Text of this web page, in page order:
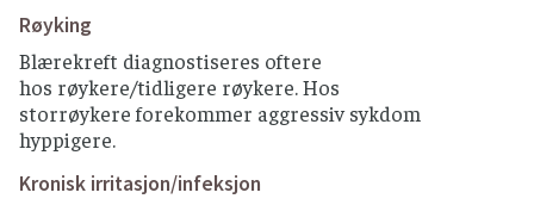
Røyking
Blærekreft diagnostiseres oftere
hos røykere/tidligere røykere. Hos
storrøykere forekommer aggressiv sykdom
hyppigere.
Kronisk irritasjon/infeksjon